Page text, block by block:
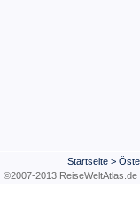
Startseite>
©2007-2013